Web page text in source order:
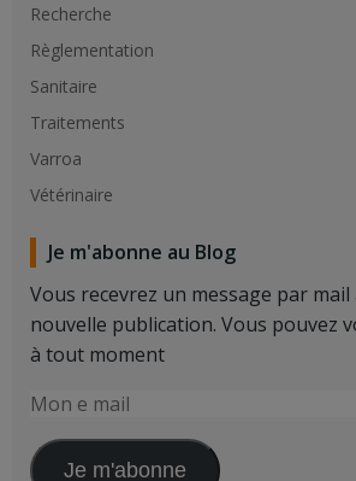
Recherche
Règlementation
Sanitaire
Traitements
Varroa
Vétérinaire
Je m'abonne au Blog
Vous recevrez un message par mail
nouvelle publication. Vous pouvez
à tout moment
Mon
mail Je m'abonne